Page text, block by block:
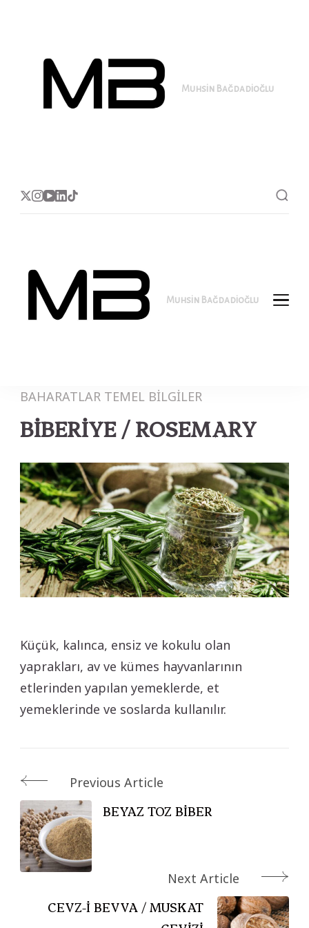
Muhsin Bağdadioğlu
Muhsin Bağdadioğlu
BAHARATLAR TEMEL BİLGİLER
BİBERİYE / ROSEMARY
Küçük, kalınca, ensiz ve kokulu olan
yaprakları, av ve kümes hayvanlarının
etlerinden yapılan yemeklerde, et
yemeklerinde ve soslarda kullanılır.
Post
Navigation
Previous Article
BEYAZ TOZ BİBER
Next Article
CEVZ-İ BEVVA / MUSKAT